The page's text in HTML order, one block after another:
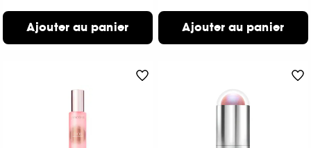
Ajouter au panier Ajouter au panier